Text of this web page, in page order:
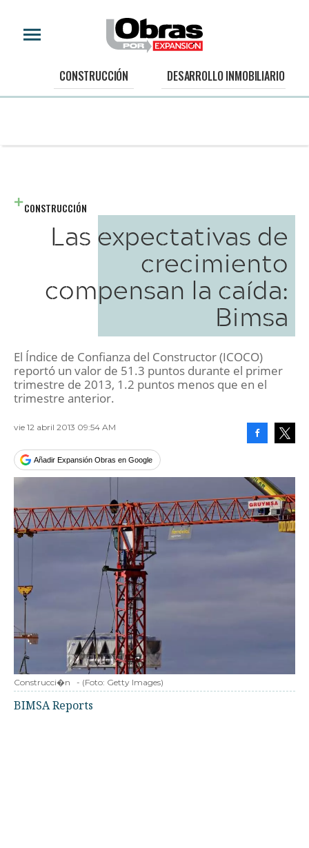
CONSTRUCCIÓN DESARROLLO INMOBILIARIO
CONSTRUCCIÓN
Las expectativas de
crecimiento
compensan la caída:
Bimsa
El Índice de Confianza del Constructor (ICOCO)
reportó un valor de 51.3 puntos durante el primer
trimestre de 2013, 1.2 puntos menos que en el
trimestre anterior.
vie 12 abril 2013 09:54 AM
Añadir Expansión Obras en Google
Construcci�n - (Foto: Getty Images)
BIMSA Reports